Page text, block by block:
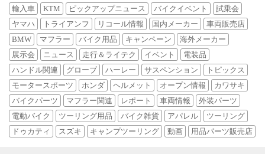
輸入車 KTM ピックアップニュース バイクイベント
試乗会
ヤマハ
トライアンフ リコール情報 国内メーカー
車両販売店
BMW
マフラー バイク用品 キャンペーン
海外メーカー
展示会
ニュース 走行＆ライテク イベント
電装品
ハンドル関連
グローブ ハーレー サスペンション
トピックス
モータースポーツ
ホンダ ヘルメット オープン情報
カワサキ
バイクパーツ
マフラー関連 レポート 車両情報
外装パーツ
電動バイク
ツーリング用品 バイク雑貨 アパレル
ツーリング
ドゥカティ
スズキ キャンプツーリング 動画 用品パーツ販売店